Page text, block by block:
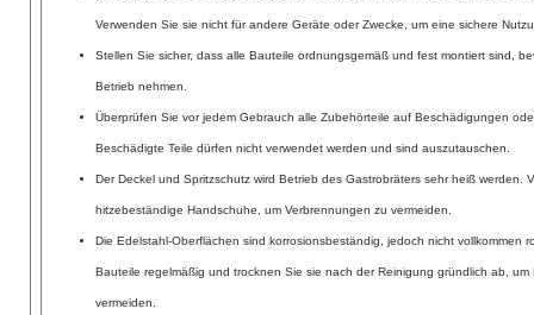
Verwenden Sie sie nicht für andere Geräte oder Zwecke, um eine sichere
Stellen Sie sicher, dass alle Bauteile ordnungsgemäß und fest montiert sind,
Betrieb nehmen.
Überprüfen Sie vor jedem Gebrauch alle Zubehörteile auf Beschädigungen
Beschädigte Teile dürfen nicht verwendet werden und sind auszutauschen.
Der Deckel und Spritzschutz wird Betrieb des Gastrobräters sehr heiß werden.
hitzebeständige Handschuhe, um Verbrennungen zu vermeiden.
Die Edelstahl-Oberflächen sind korrosionsbeständig, jedoch nicht vollkommen
Bauteile regelmäßig und trocknen Sie sie nach der Reinigung gründlich ab, um
vermeiden.